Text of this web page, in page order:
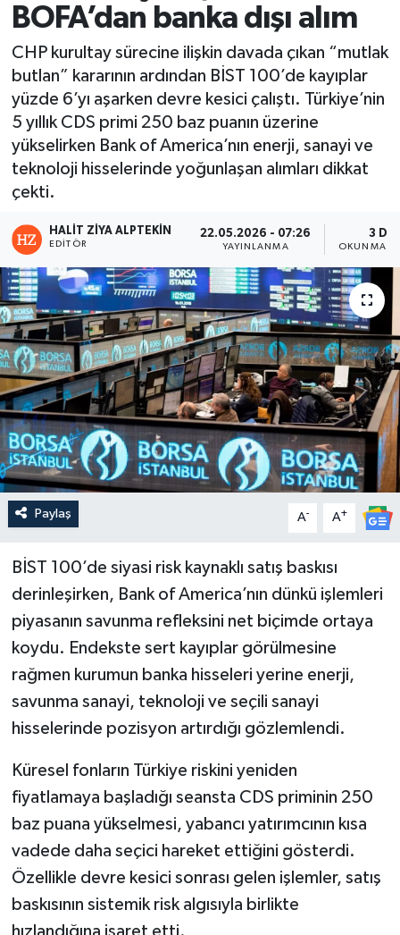
BOFA’dan banka dışı alım
CHP kurultay sürecine ilişkin davada çıkan “mutlak
butlan” kararının ardından BİST 100’de kayıplar
yüzde 6’yı aşarken devre kesici çalıştı. Türkiye’nin
5 yıllık CDS primi 250 baz puanın üzerine
yükselirken Bank of America’nın enerji, sanayi ve
teknoloji hisselerinde yoğunlaşan alımları dikkat
çekti.
HALIT ZIYA ALPTEKIN
EDITÖR
22.05.2026 - 07:26
YAYINLANMA
3 DK
OKUNMA
Paylaş A- A+
BİST 100’de siyasi risk kaynaklı satış baskısı
derinleşirken, Bank of America’nın dünkü işlemleri
piyasanın savunma refleksini net biçimde ortaya
koydu. Endekste sert kayıplar görülmesine
rağmen kurumun banka hisseleri yerine enerji,
savunma sanayi, teknoloji ve seçili sanayi
hisselerinde pozisyon artırdığı gözlemlendi.
Küresel fonların Türkiye riskini yeniden
fiyatlamaya başladığı seansta CDS priminin 250
baz puana yükselmesi, yabancı yatırımcının kısa
vadede daha seçici hareket ettiğini gösterdi.
Özellikle devre kesici sonrası gelen işlemler, satış
baskısının sistemik risk algısıyla birlikte